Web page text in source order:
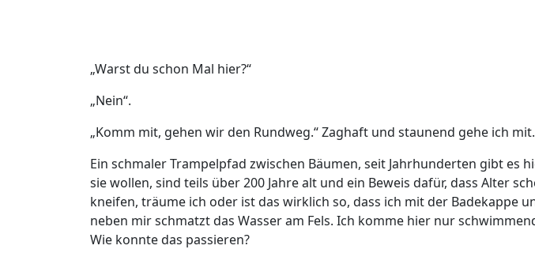
„Warst du schon Mal hier?“
„Nein“.
„Komm mit, gehen wir den Rundweg.“ Zaghaft und staunend gehe ich mit.
Ein schmaler Trampelpfad zwischen Bäumen, seit Jahrhunderten gibt
sie wollen, sind teils über 200 Jahre alt und ein Beweis dafür, dass Alter
kneifen, träume ich oder ist das wirklich so, dass ich mit der Badekappe
neben mir schmatzt das Wasser am Fels. Ich komme hier nur
Wie konnte das passieren?